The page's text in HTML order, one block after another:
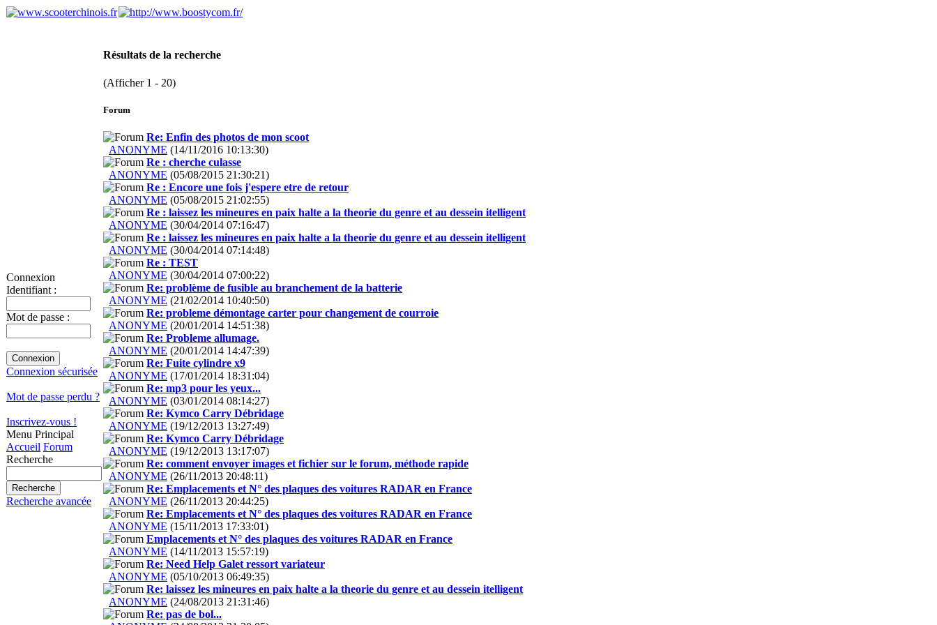
Connexion
Identifiant :
Mot de passe :
Connexion sécurisée
Mot de passe perdu ?
Inscrivez-vous !
Menu Principal
Accueil Forum
Recherche
Recherche avancée
Résultats de la recherche
(Afficher 1 - 20)
Forum
Re: Enfin des photos de mon scoot
ANONYME (14/11/2016 10:13:30)
Re : cherche culasse
ANONYME (05/08/2015 21:30:21)
Re : Encore une fois j'espere etre de retour
ANONYME (05/08/2015 21:02:55)
Re : laissez les mineures en paix halte a la theorie du genre et au dessein itelligent
ANONYME (30/04/2014 07:16:47)
Re : laissez les mineures en paix halte a la theorie du genre et au dessein itelligent
ANONYME (30/04/2014 07:14:48)
Re : TEST
ANONYME (30/04/2014 07:00:22)
Re: problème de fusible au branchement de la batterie
ANONYME (21/02/2014 10:40:50)
Re: probleme démontage carter pour changement de courroie
ANONYME (20/01/2014 14:51:38)
Re: Probleme allumage.
ANONYME (20/01/2014 14:47:39)
Re: Fuite cylindre x9
ANONYME (17/01/2014 18:31:04)
Re: mp3 pour les yeux...
ANONYME (03/01/2014 08:14:27)
Re: Kymco Carry Débridage
ANONYME (19/12/2013 13:27:49)
Re: Kymco Carry Débridage
ANONYME (19/12/2013 13:17:07)
Re: comment envoyer images et fichier sur le forum, méthode rapide
ANONYME (26/11/2013 20:48:11)
Re: Emplacements et N° des plaques des voitures RADAR en France
ANONYME (26/11/2013 20:44:25)
Re: Emplacements et N° des plaques des voitures RADAR en France
ANONYME (15/11/2013 17:33:01)
Emplacements et N° des plaques des voitures RADAR en France
ANONYME (14/11/2013 15:57:19)
Re: Need Help Galet ressort variateur
ANONYME (05/10/2013 06:49:35)
Re: laissez les mineures en paix halte a la theorie du genre et au dessein itelligent
ANONYME (24/08/2013 21:31:46)
Re: pas de bol...